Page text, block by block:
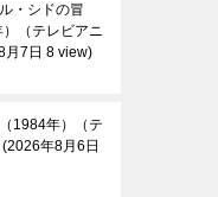
・シドの冒
（テレビアニ
月7日 8 view
1984年）（テ
2026年8月6日